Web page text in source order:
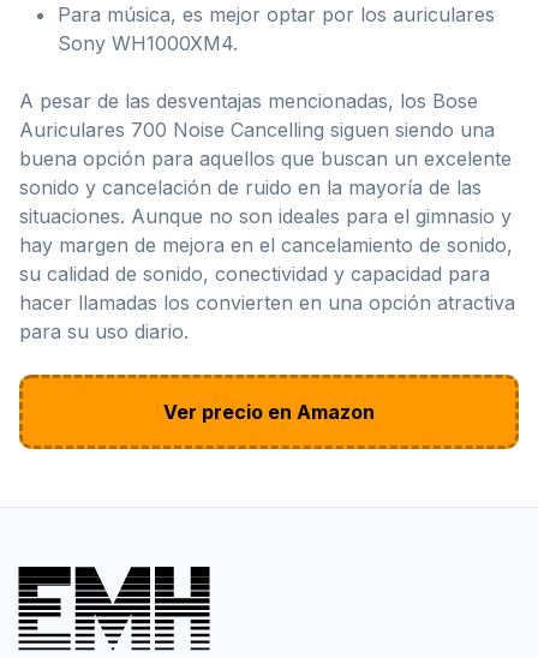
Para música, es mejor optar por los auriculares
Sony WH1000XM4.
A pesar de las desventajas mencionadas, los Bose
Auriculares 700 Noise Cancelling siguen siendo una
buena opción para aquellos que buscan un excelente
sonido y cancelación de ruido en la mayoría de las
situaciones. Aunque no son ideales para el gimnasio y
hay margen de mejora en el cancelamiento de sonido,
su calidad de sonido, conectividad y capacidad para
hacer llamadas los convierten en una opción atractiva
para su uso diario.
Ver precio en Amazon